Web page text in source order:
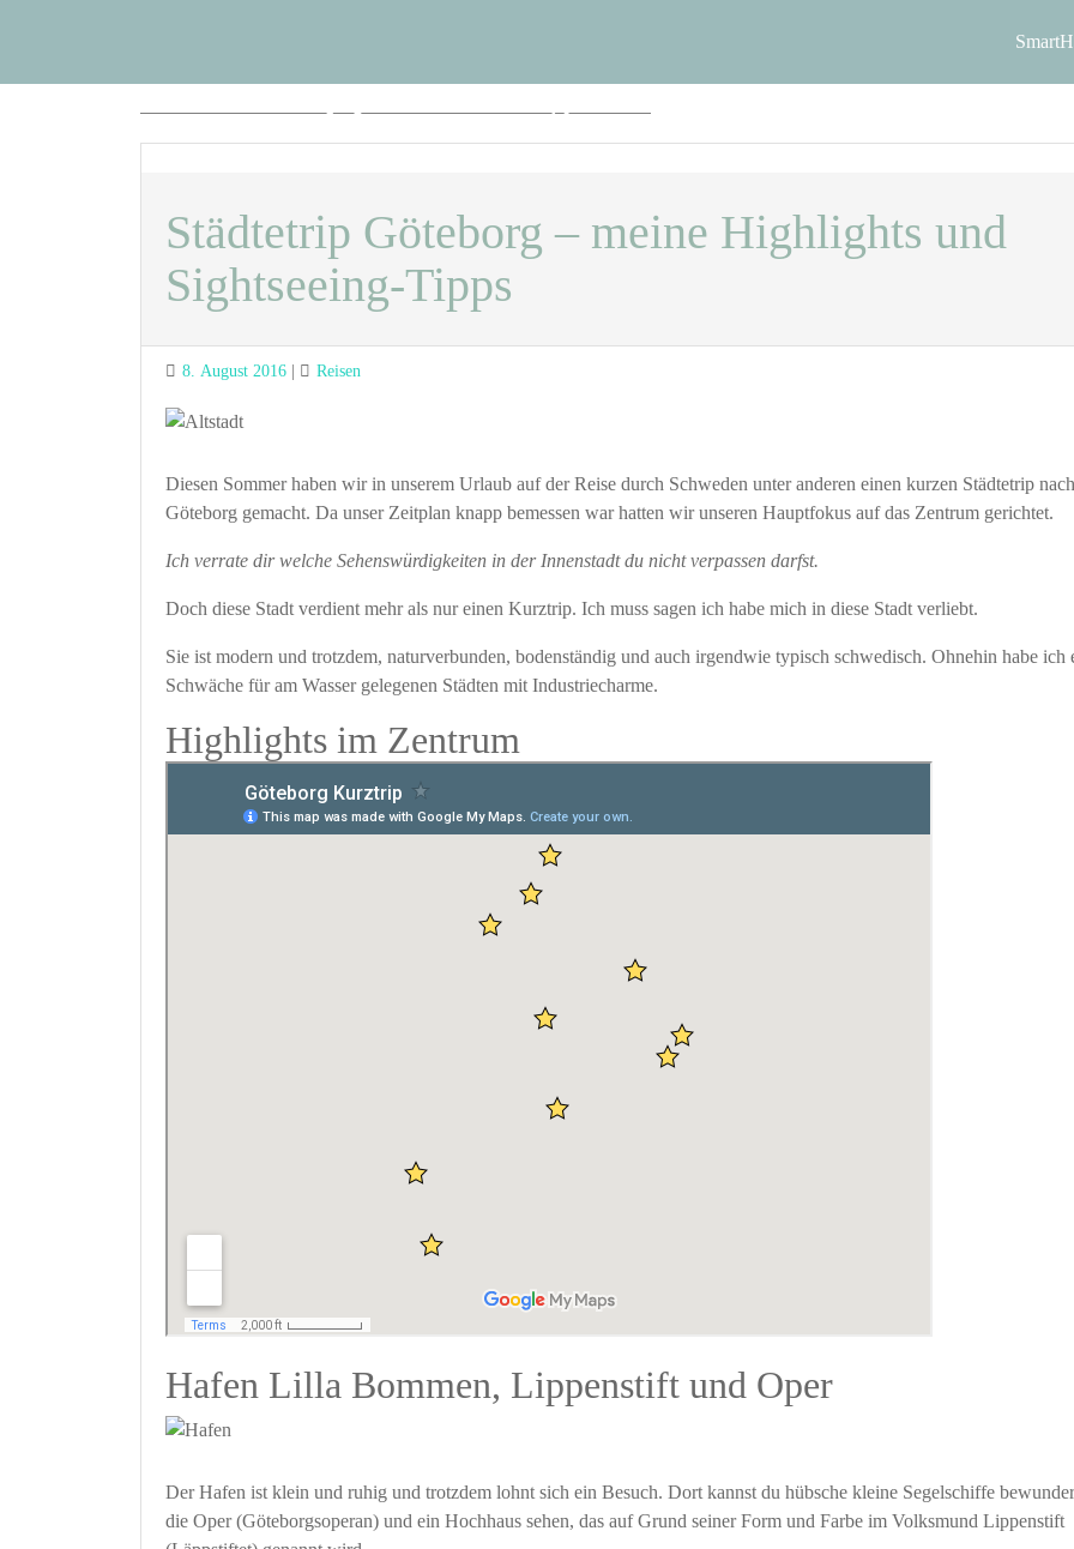
Blog Susay
Städtetrip Göteborg – meine Highlights und
Sightseeing-Tipps
Posted
8. August 2016 Categories
Reisen
Diesen Sommer haben wir in unserem Urlaub auf der Reise durch Schweden unter anderen einen kurzen Städtetrip nach
Göteborg gemacht. Da unser Zeitplan knapp bemessen war hatten wir unseren Hauptfokus auf das Zentrum gerichtet.
Ich verrate dir welche Sehenswürdigkeiten in der Innenstadt du nicht verpassen darfst.
Doch diese Stadt verdient mehr als nur einen Kurztrip. Ich muss sagen ich habe mich in diese Stadt verliebt.
Sie ist modern und trotzdem, naturverbunden, bodenständig und auch irgendwie typisch schwedisch. Ohnehin habe ich
Schwäche für am Wasser gelegenen Städten mit Industriecharme.
Highlights im Zentrum
Hafen Lilla Bommen, Lippenstift und Oper
Der Hafen ist klein und ruhig und trotzdem lohnt sich ein Besuch. Dort kannst du hübsche kleine Segelschiffe
die Oper (Göteborgsoperan) und ein Hochhaus sehen, das auf Grund seiner Form und Farbe im Volksmund Lippenstift